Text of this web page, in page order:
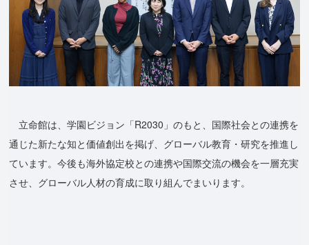
立命館は、学園ビジョン「R2030」のもと、国際社会との連携を
通じた新たな知と価値創出を掲げ、グローバル教育・研究を推進し
ています。今後も海外協定校との連携や国際交流の機会を一層充実
させ、グローバル人材の育成に取り組んでまいります。